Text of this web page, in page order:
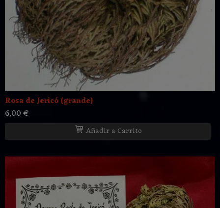
Rosa de Jericó (grande)
6,00 €
Añadir a Carrito